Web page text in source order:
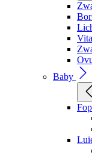
Baby